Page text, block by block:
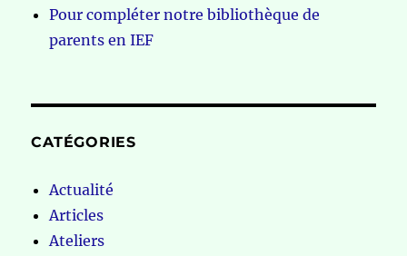
Pour compléter notre bibliothèque de
parents en IEF
CATÉGORIES
Actualité
Articles
Ateliers